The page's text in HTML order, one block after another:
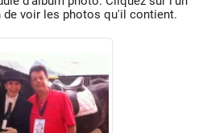
voir les photos qu'il contient.